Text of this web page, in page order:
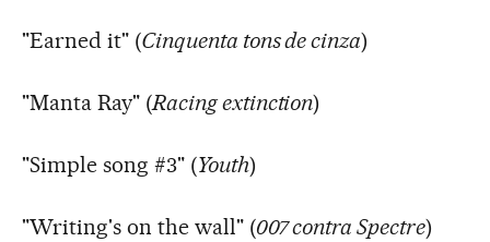
"Earned it" (Cinquenta tons de cinza)
"Manta Ray" (Racing extinction)
"Simple song #3" (Youth)
"Writing's on the wall" (007 contra Spectre)